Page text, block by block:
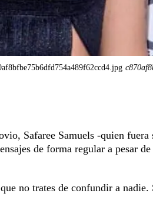
Safaree Samuels -quien fuera
de forma regular a pesar
no trates de confundir a